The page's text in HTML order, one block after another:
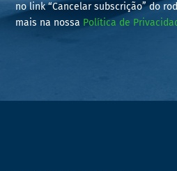
no link “Cancelar subscrição” do
mais na nossa Política de